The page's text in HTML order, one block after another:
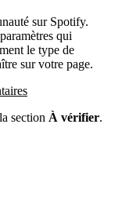
sur Spotify.
qui
le type de
sur votre page.
section À vérifier.